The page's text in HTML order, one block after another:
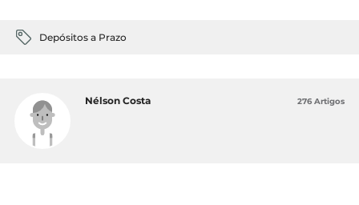
Depósitos a Prazo
Nélson Costa 276 Artigos